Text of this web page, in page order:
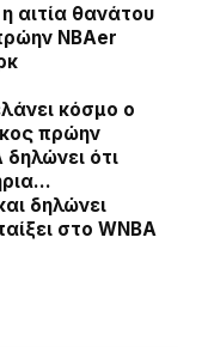
αιτία θανάτου
NBAer
κόσμο ο
πρώην
ότι
δηλώνει
στο WNBA